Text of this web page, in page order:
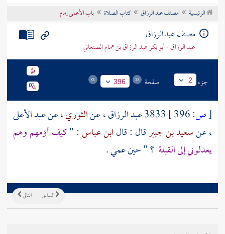
تراجم الأعلام
الرئيسية مصنف عبد الرزاق كتاب الصلاة باب الأعمى إمام
مصنف عبد الرزاق
عبد الرزاق - أبو بكر عبد الرزاق بن همام الصنعاني
جزء 2 صفحة 396
[ص: 3833عبد الرزاق، عنالثوري، عنعبد الأعلى
، عنسعيد بن جبيرقال : قالابن عباس: "كيف أؤمهم وهم
يعدلوني إلى القبلة ؟ " حين عمي .
التالي السابق